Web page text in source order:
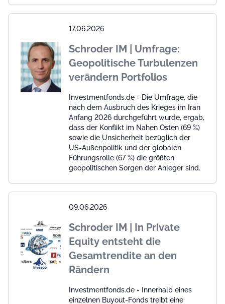
17.06.2026
Schroder IM | Umfrage:
Geopolitische Turbulenzen
verändern Portfolios
Investmentfonds.de - Die Umfrage, die
nach dem Ausbruch des Krieges im Iran
Anfang 2026 durchgeführt wurde, ergab,
dass der Konflikt im Nahen Osten (69 %)
sowie die Unsicherheit bezüglich der
US-Außenpolitik und der globalen
Führungsrolle (67 %) die größten
geopolitischen Sorgen der Anleger sind.
09.06.2026
Schroder IM | In Private
Equity entsteht die
Gesamtrendite an den
Rändern
Investmentfonds.de - Innerhalb eines
einzelnen Buyout-Fonds treibt eine